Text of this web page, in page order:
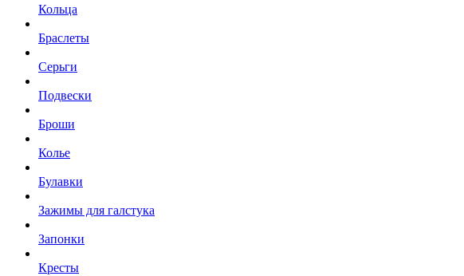
Кольца
Браслеты
Серьги
Подвески
Броши
Колье
Булавки
Зажимы для галстука
Запонки
Кресты